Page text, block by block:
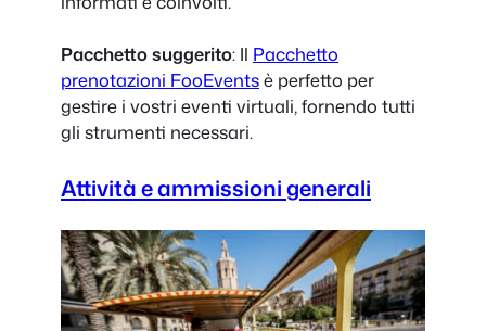
Pacchetto suggerito: Il Pacchetto
prenotazioni FooEventsè perfetto per
gestire i vostri eventi virtuali, fornendo tutti
gli strumenti necessari.
Attività e ammissioni generali